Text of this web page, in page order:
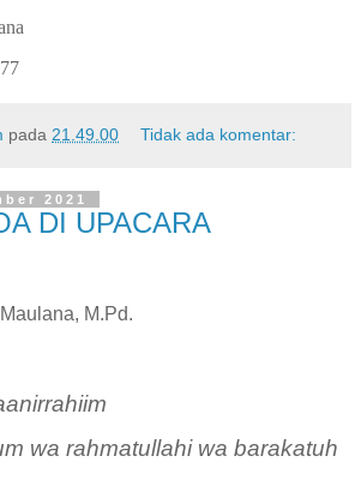
pada 21.49.00 Tidak ada komentar:
2021
DI UPACARA
M.Pd.
wa rahmatullahi wa barakatuh